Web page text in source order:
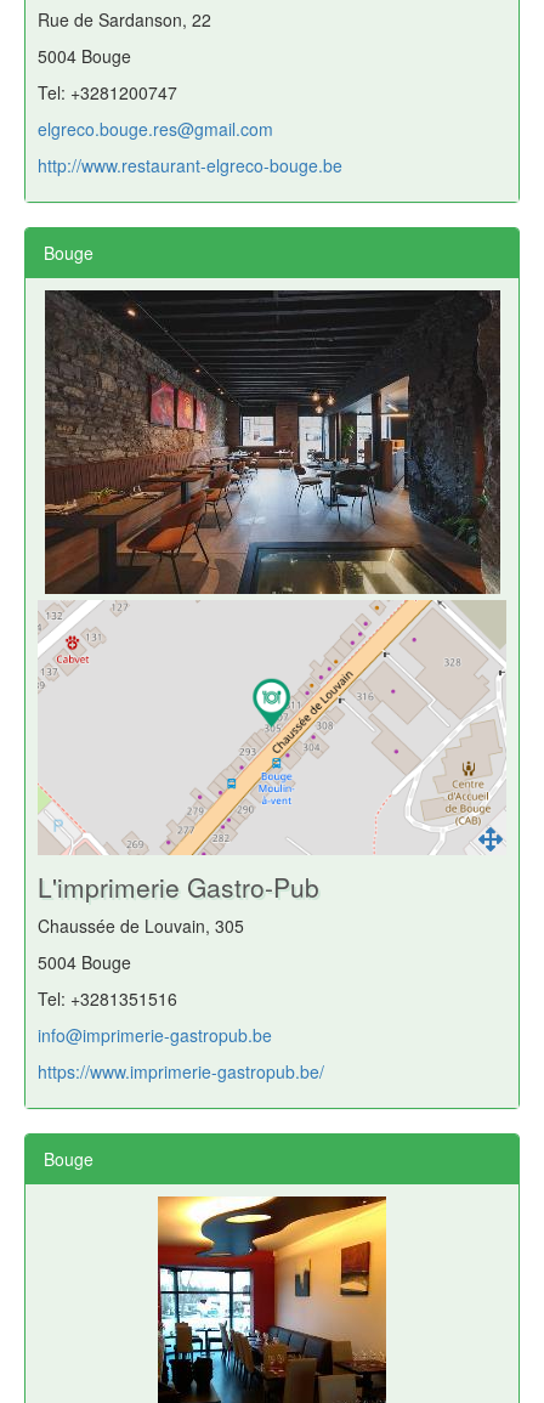
Rue de Sardanson, 22
5004 Bouge
Tel: +3281200747
elgreco.bouge.res@gmail.com
http://www.restaurant-elgreco-bouge.be
Bouge
L'imprimerie Gastro-Pub
Chaussée de Louvain, 305
5004 Bouge
Tel: +3281351516
info@imprimerie-gastropub.be
https://www.imprimerie-gastropub.be/
Bouge